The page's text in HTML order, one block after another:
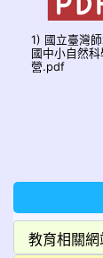
1) 國立臺灣
國中小自然
營.pdf